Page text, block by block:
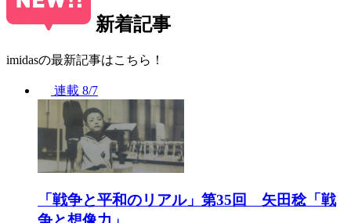
新着記事
imidasの最新記事はこちら！
連載 8/7
「戦争と平和のリアル」第35回 矢田稔「戦